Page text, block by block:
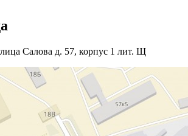
Салова д. 57, корпус 1 лит. Щ